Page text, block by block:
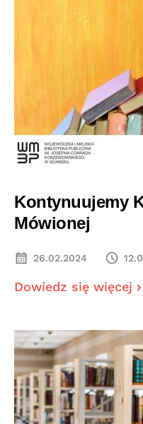
Kontynuujemy
Mówionej
26.02.2024
Dowiedz się więcej